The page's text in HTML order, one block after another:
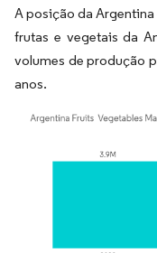
A posição da
frutas e vegetais da
volumes de produção
anos.